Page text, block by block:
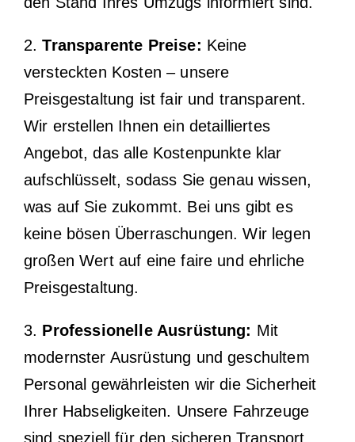
2.Transparente Preise: Keine
versteckten Kosten – unsere
Preisgestaltung ist fair und transparent.
Wir erstellen Ihnen ein detailliertes
Angebot, das alle Kostenpunkte klar
aufschlüsselt, sodass Sie genau wissen,
was auf Sie zukommt. Bei uns gibt es
keine bösen Überraschungen. Wir legen
großen Wert auf eine faire und ehrliche
Preisgestaltung.
3. Professionelle Ausrüstung: Mit
modernster Ausrüstung und geschultem
Personal gewährleisten wir die Sicherheit
Ihrer Habseligkeiten. Unsere Fahrzeuge
sind speziell für den sicheren Transport